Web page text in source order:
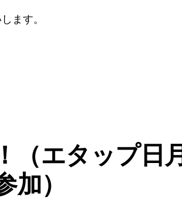
ます。
（エタップ日
）